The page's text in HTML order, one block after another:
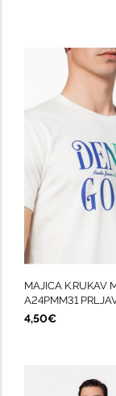
MAJICA K.RUKAV
A24PMM31
4,50€